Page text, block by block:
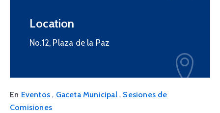
Location
No.12, Plaza de la Paz
En Eventos , Gaceta Municipal , Sesiones de
Comisiones